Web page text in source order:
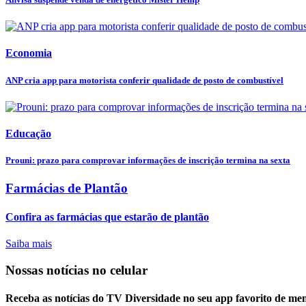
Economia
ANP cria app para motorista conferir qualidade de posto de combustível
Educação
Prouni: prazo para comprovar informações de inscrição termina na sexta
Farmácias de Plantão
Confira as farmácias que estarão de plantão
Saiba mais
Nossas notícias no celular
Receba as notícias do TV Diversidade no seu app favorito de